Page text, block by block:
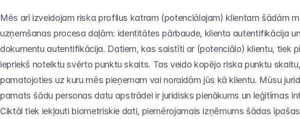
Mēs arī izveidojam riska profilus katram (potenciālajam) klientam šādām
uzņemšanas procesa daļām: identitātes pārbaude, klienta autentifikācija un
dokumentu autentifikācija. Datiem, kas saistīti ar (potenciālo) klientu, tiek
iepriekš noteiktu svērto punktu skaits. Tas veido kopējo riska punktu skaitu,
pamatojoties uz kuru mēs pieņemam vai noraidām jūs kā klientu. Mūsu
pamats šādu personas datu apstrādei ir juridisks pienākums un leģitīmas
Ciktāl tiek iekļauti biometriskie dati, piemērojamais izņēmums šādas īpašas